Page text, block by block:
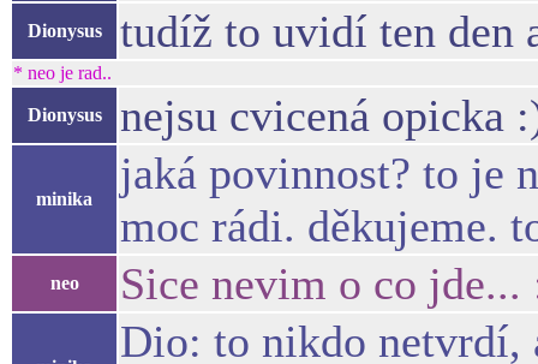
Dionysus tudíž to uvidí ten den
* neo je rad..
Dionysus nejsu cvicená opicka
minika
jaká povinnost? to je
moc rádi. děkujeme.
neo Sice nevim o co jde...
Dio: to nikdo netvrdí,